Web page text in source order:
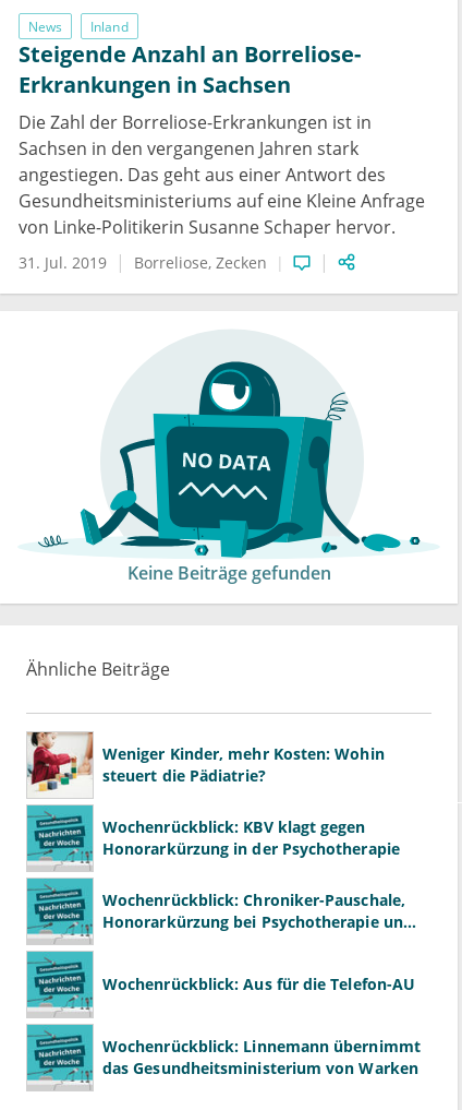
News Inland
Steigende Anzahl an Borreliose-
Erkrankungen in Sachsen
Die Zahl der Borreliose-Erkrankungen ist in
Sachsen in den vergangenen Jahren stark
angestiegen. Das geht aus einer Antwort des
Gesundheitsministeriums auf eine Kleine Anfrage
von Linke-Politikerin Susanne Schaper hervor.
31. Jul. 2019 Borreliose Zecken
Keine Beiträge gefunden
Ähnliche Beiträge
Weniger Kinder, mehr Kosten: Wohin
steuert die Pädiatrie?
Wochenrückblick: KBV klagt gegen
Honorarkürzung in der Psychotherapie
Wochenrückblick: Chroniker-Pauschale,
Honorarkürzung bei Psychotherapie und
Wochenrückblick: Aus für die Telefon-AU
Wochenrückblick: Linnemann übernimmt
das Gesundheitsministerium von Warken